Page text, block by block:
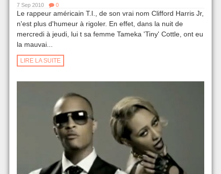
7 Sep 2010 0
Le rappeur américain T.I., de son vrai nom Clifford Harris Jr,
n'est plus d'humeur à rigoler. En effet, dans la nuit de
mercredi à jeudi, lui t sa femme Tameka 'Tiny' Cottle, ont eu
la mauvai...
LIRE LA SUITE